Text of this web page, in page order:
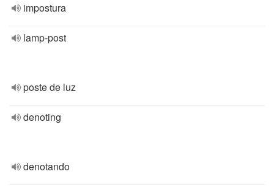
impostura
lamp-post
poste de luz
denoting
denotando